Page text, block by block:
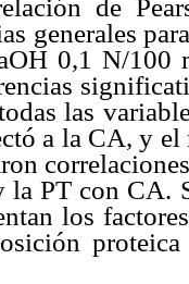
de
generales
0,1 N/100
las
a la CA, y
PT con CA.
los